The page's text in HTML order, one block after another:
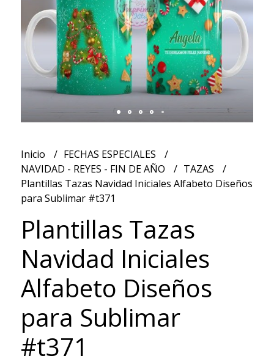
Inicio
FECHAS ESPECIALES
NAVIDAD - REYES - FIN DE AÑO
TAZAS
Plantillas Tazas Navidad Iniciales Alfabeto Diseños
para Sublimar #t371
Plantillas Tazas
Navidad Iniciales
Alfabeto Diseños
para Sublimar
#t371